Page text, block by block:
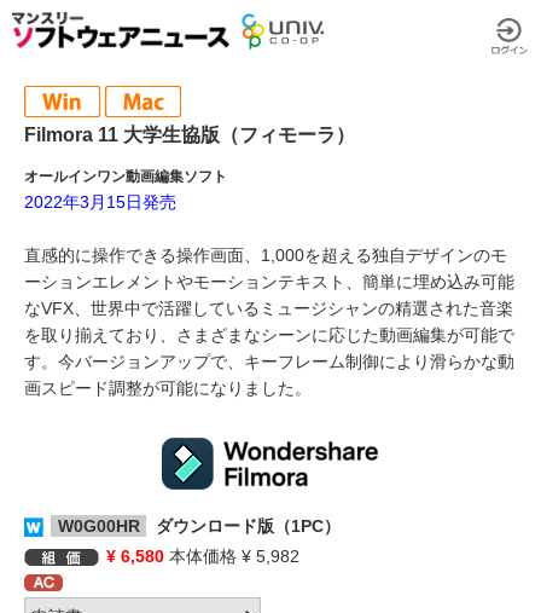
Filmora 11 大学生協版（フィモーラ）
オールインワン動画編集ソフト
2022年3月15日発売
直感的に操作できる操作画面、1,000を超える独自デザインのモ
ーションエレメントやモーションテキスト、簡単に埋め込み可能
なVFX、世界中で活躍しているミュージシャンの精選された音楽
を取り揃えており、さまざまなシーンに応じた動画編集が可能で
す。今バージョンアップで、キーフレーム制御により滑らかな動
画スピード調整が可能になりました。
W0G00HR
ダウンロード版（1PC）
¥ 6,580 本体価格 ¥ 5,982